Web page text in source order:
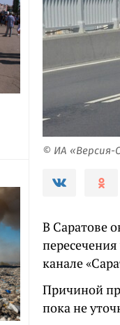
© ИА «Версия-
В Саратове
канале
Причиной
пока не